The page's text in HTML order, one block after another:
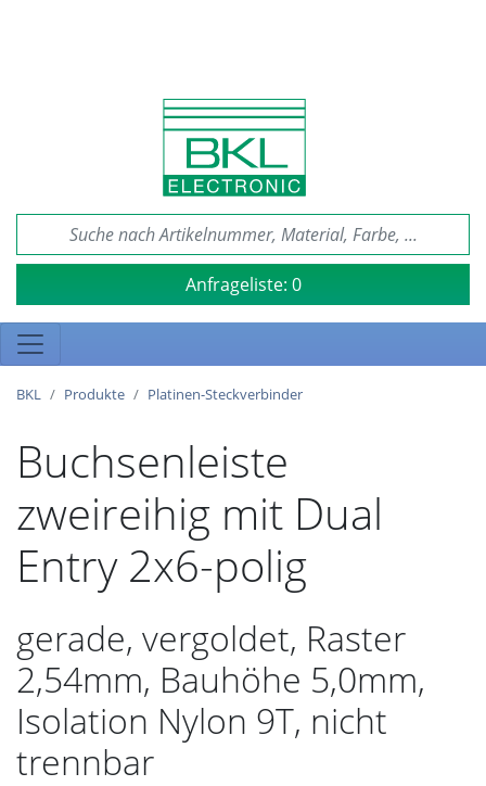
Anfrageliste: 0
BKL Produkte Platinen-Steckverbinder
Buchsenleiste
zweireihig mit Dual
Entry 2x6-polig
gerade, vergoldet, Raster
2,54mm, Bauhöhe 5,0mm,
Isolation Nylon 9T, nicht
trennbar